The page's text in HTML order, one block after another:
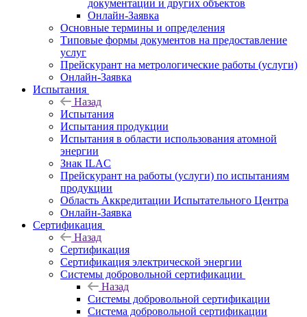
документации и других объектов
Онлайн-Заявка
Основные термины и определения
Типовые формы документов на предоставление
услуг
Прейскурант на метрологические работы (услуги)
Онлайн-Заявка
Испытания
Назад
Испытания
Испытания продукции
Испытания в области использования атомной
энергии
Знак ILAC
Прейскурант на работы (услуги) по испытаниям
продукции
Область Аккредитации Испытательного Центра
Онлайн-Заявка
Сертификация
Назад
Сертификация
Сертификация электрической энергии
Системы добровольной сертификации
Назад
Системы добровольной сертификации
Система добровольной сертификации